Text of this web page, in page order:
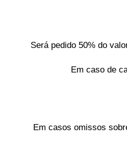
Será pedido 50% do
Em caso de
Em casos omissos